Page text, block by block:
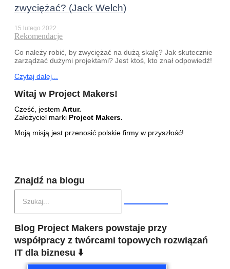
zwyciężać? (Jack Welch)
15 lutego 2022
Rekomendacje
Co należy robić, by zwyciężać na dużą skalę? Jak skutecznie
zarządzać dużymi projektami? Jest ktoś, kto znał odpowiedź!
Czytaj dalej...
Witaj w Project Makers!
Cześć, jestem Artur.
Założyciel marki Project Makers.
Moją misją jest przenosić polskie firmy w przyszłość!
Znajdź na blogu
Blog Project Makers powstaje przy
współpracy z twórcami topowych rozwiązań
IT dla biznesu ⬇️